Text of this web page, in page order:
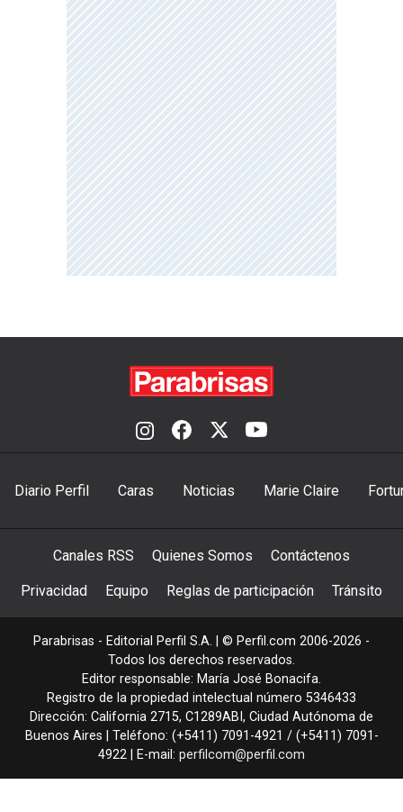
Diario Perfil Caras Noticias Marie Claire
Canales RSS Quienes Somos Contáctenos
Privacidad Equipo Reglas de participación Tránsito
Parabrisas - Editorial Perfil S.A. | © Perfil.com 2006-2026 -
Todos los derechos reservados.
Editor responsable: María José Bonacifa.
Registro de la propiedad intelectual número 5346433
Dirección: California 2715, C1289ABI , Ciudad Autónoma de
Buenos Aires | Teléfono: (+5411) 7091-4921 / (+5411) 7091-
4922 | E-mail: perfilcom@perfil.com